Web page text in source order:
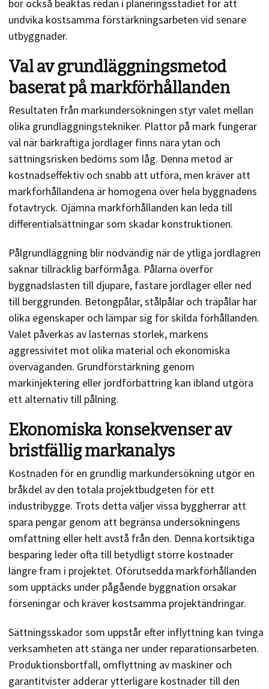
bör också beaktas redan i planeringsstadiet för att
undvika kostsamma förstärkningsarbeten vid senare
utbyggnader.
Val av grundläggningsmetod
baserat på markförhållanden
Resultaten från markundersökningen styr valet mellan
olika grundläggningstekniker. Plattor på mark fungerar
väl när bärkraftiga jordlager finns nära ytan och
sättningsrisken bedöms som låg. Denna metod är
kostnadseffektiv och snabb att utföra, men kräver att
markförhållandena är homogena över hela byggnadens
fotavtryck. Ojämna markförhållanden kan leda till
differentialsättningar som skadar konstruktionen.
Pålgrundläggning blir nödvändig när de ytliga jordlagren
saknar tillräcklig bärförmåga. Pålarna överför
byggnadslasten till djupare, fastare jordlager eller ned
till berggrunden. Betongpålar, stålpålar och träpålar har
olika egenskaper och lämpar sig för skilda förhållanden.
Valet påverkas av lasternas storlek, markens
aggressivitet mot olika material och ekonomiska
överväganden. Grundförstärkning genom
markinjektering eller jordförbättring kan ibland utgöra
ett alternativ till pålning.
Ekonomiska konsekvenser av
bristfällig markanalys
Kostnaden för en grundlig markundersökning utgör en
bråkdel av den totala projektbudgeten för ett
industribygge. Trots detta väljer vissa byggherrar att
spara pengar genom att begränsa undersökningens
omfattning eller helt avstå från den. Denna kortsiktiga
besparing leder ofta till betydligt större kostnader
längre fram i projektet. Oförutsedda markförhållanden
som upptäcks under pågående byggnation orsakar
förseningar och kräver kostsamma projektändringar.
Sättningsskador som uppstår efter inflyttning kan tvinga
verksamheten att stänga ner under reparationsarbeten.
Produktionsbortfall, omflyttning av maskiner och
garantitvister adderar ytterligare kostnader till den